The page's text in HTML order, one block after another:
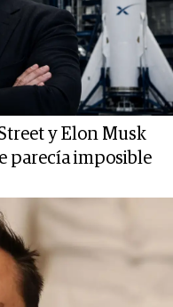
y Elon Musk
parecía imposible